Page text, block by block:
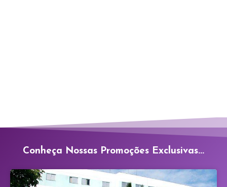
Conheça Nossas Promoções Exclusivas...